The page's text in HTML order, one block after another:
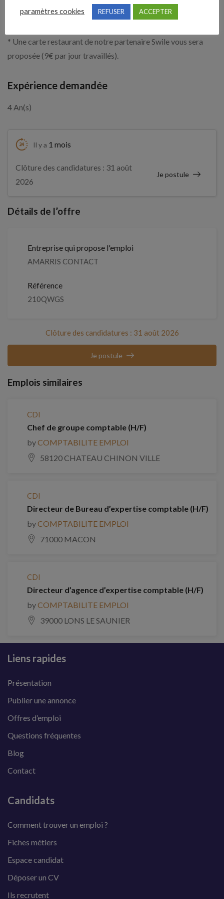
entre 40 000 € et 45 000 € annuels bruts. A cela peuvent
* Une carte restaurant de notre partenaire Swile vous sera
proposée (9€ par jour travaillés).
Expérience demandée
4 An(s)
Il y a 1 mois
Clôture des candidatures : 31 août
2026
Je postule
Détails de l’offre
Entreprise qui propose l'emploi
AMARRIS CONTACT
Référence
210QWGS
Clôture des candidatures : 31 août 2026
Je postule
Emplois similaires
CDI
Chef de groupe comptable (H/F)
byCOMPTABILITE EMPLOI
58120 CHATEAU CHINON VILLE
CDI
Directeur de Bureau d’expertise comptable (H/F)
byCOMPTABILITE EMPLOI
71000 MACON
CDI
Directeur d’agence d’expertise comptable (H/F)
byCOMPTABILITE EMPLOI
39000 LONS LE SAUNIER
Liens rapides
Présentation
Publier une annonce
Offres d’emploi
Questions fréquentes
Blog
Contact
Candidats
Comment trouver un emploi ?
Fiches métiers
Espace candidat
Déposer un CV
Ils recrutent
paramètres cookies REFUSER ACCEPTER